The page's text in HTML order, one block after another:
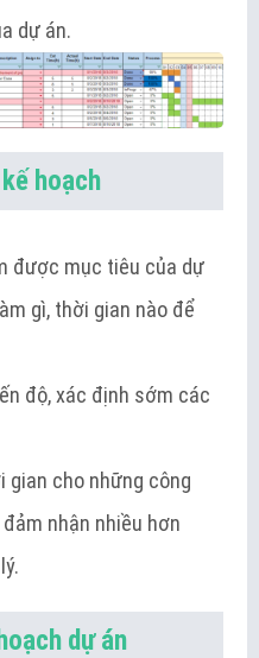
dự án.
hoạch
được mục tiêu của dự
gì, thời gian nào để
độ, xác định sớm các
cho những công
nhận nhiều hơn
dự án